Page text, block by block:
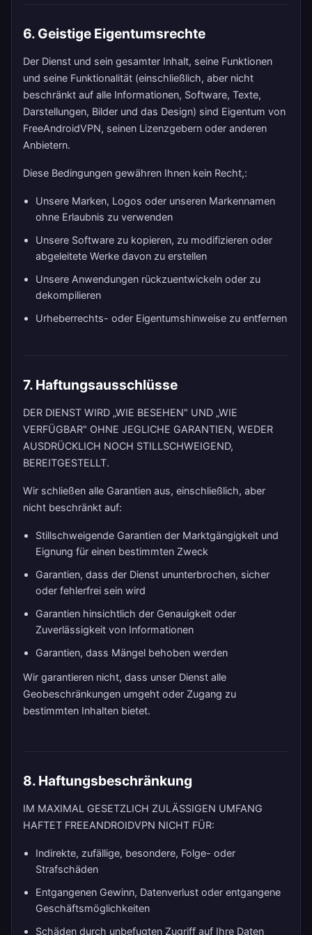
6. Geistige Eigentumsrechte
Der Dienst und sein gesamter Inhalt, seine Funktionen
und seine Funktionalität (einschließlich, aber nicht
beschränkt auf alle Informationen, Software, Texte,
Darstellungen, Bilder und das Design) sind Eigentum von
FreeAndroidVPN, seinen Lizenzgebern oder anderen
Anbietern.
Diese Bedingungen gewähren Ihnen kein Recht,:
Unsere Marken, Logos oder unseren Markennamen
ohne Erlaubnis zu verwenden
Unsere Software zu kopieren, zu modifizieren oder
abgeleitete Werke davon zu erstellen
Unsere Anwendungen rückzuentwickeln oder zu
dekompilieren
Urheberrechts- oder Eigentumshinweise zu entfernen
7. Haftungsausschlüsse
DER DIENST WIRD „WIE BESEHEN" UND „WIE
VERFÜGBAR" OHNE JEGLICHE GARANTIEN, WEDER
AUSDRÜCKLICH NOCH STILLSCHWEIGEND,
BEREITGESTELLT.
Wir schließen alle Garantien aus, einschließlich, aber
nicht beschränkt auf:
Stillschweigende Garantien der Marktgängigkeit und
Eignung für einen bestimmten Zweck
Garantien, dass der Dienst ununterbrochen, sicher
oder fehlerfrei sein wird
Garantien hinsichtlich der Genauigkeit oder
Zuverlässigkeit von Informationen
Garantien, dass Mängel behoben werden
Wir garantieren nicht, dass unser Dienst alle
Geobeschränkungen umgeht oder Zugang zu
bestimmten Inhalten bietet.
8. Haftungsbeschränkung
IM MAXIMAL GESETZLICH ZULÄSSIGEN UMFANG
HAFTET FREEANDROIDVPN NICHT FÜR:
Indirekte, zufällige, besondere, Folge- oder
Strafschäden
Entgangenen Gewinn, Datenverlust oder entgangene
Geschäftsmöglichkeiten
Schäden durch unbefugten Zugriff auf Ihre Daten